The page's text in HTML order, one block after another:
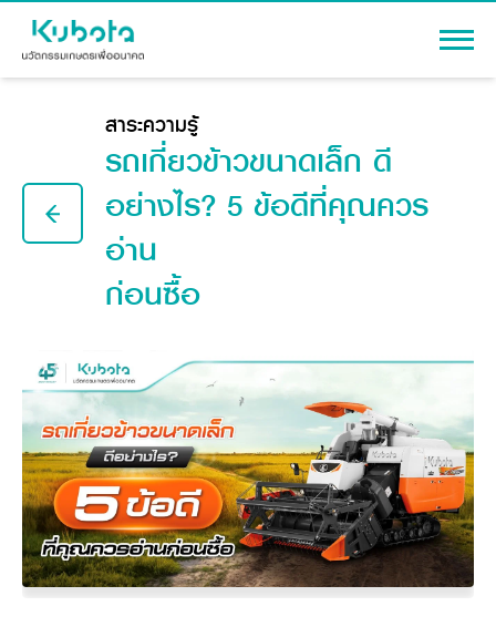
สินค้า
เครื่องจักรกลการเกษตร
รถเกี่ยวนวดข้าว
รถดำนา
ชุดอุปกรณ์เสริมรถดำนา
เครื่องยนต์ดีเซล
รถไถ
สินค้าอื่น ๆ
เครื่องจักรกลก่อสร้าง
รถขุดขนาดเล็ก
ผู้แทนจำหน่าย
เครื่องจักรกลการเกษตร
เครื่องจักรกลการเกษตร
ศูนย์จำหน่ายกล้าแผ่นฯ
ศูนย์จำหน่ายกล้าแผ่นคูโบต้า
สิ่งที่ผู้ลงทุนจะได้รับ
การลงทุนรายได้และจุดคุ้มทุน
ข้อมูลองค์กร
รู้จักสยามคูโบต้า
ประวัติบริษัท
วิสัยทัศน์และนโยบาย
4 หัวใจหลักของธุรกิจ
สมัครงาน
สมัครงานคูโบต้า
ตำแหน่งงานว่าง
นักศึกษาฝึกงาน
ข่าวสาร
ข่าวสาร
สาระความรู้
รถเกี่ยวข้าวขนาดเล็ก ดี
อย่างไร? 5 ข้อดีที่คุณควร
อ่าน
ก่อนซื้อ